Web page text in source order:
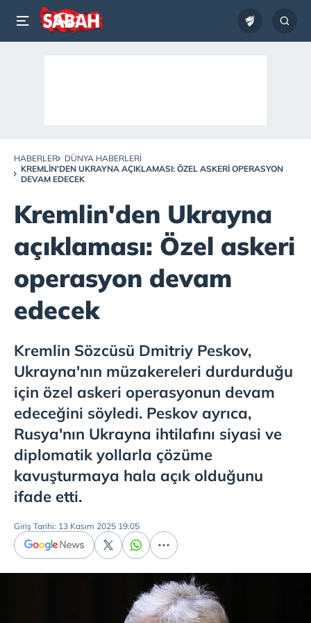
HABERLER
DÜNYA HABERLERI
KREMLIN'DEN UKRAYNA AÇIKLAMASI: ÖZEL ASKERI OPERASYON
DEVAM EDECEK
Kremlin'den Ukrayna
açıklaması: Özel askeri
operasyon devam
edecek
Kremlin Sözcüsü Dmitriy Peskov,
Ukrayna'nın müzakereleri durdurduğu
için özel askeri operasyonun devam
edeceğini söyledi. Peskov ayrıca,
Rusya'nın Ukrayna ihtilafını siyasi ve
diplomatik yollarla çözüme
kavuşturmaya hala açık olduğunu
ifade etti.
Giriş Tarihi: 13 Kasım 2025 19:05